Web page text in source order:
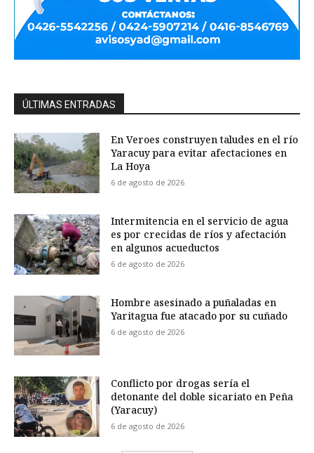
ÚLTIMAS ENTRADAS
En Veroes construyen taludes en el río
Yaracuy para evitar afectaciones en
La Hoya
6 de agosto de 2026
Intermitencia en el servicio de agua
es por crecidas de ríos y afectación
en algunos acueductos
6 de agosto de 2026
Hombre asesinado a puñaladas en
Yaritagua fue atacado por su cuñado
6 de agosto de 2026
Conflicto por drogas sería el
detonante del doble sicariato en Peña
(Yaracuy)
6 de agosto de 2026